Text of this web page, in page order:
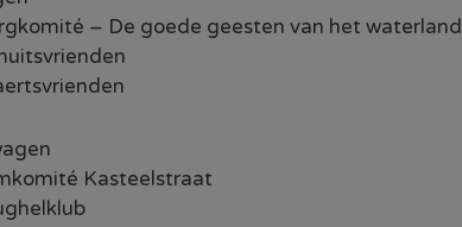
– De goede geesten van het waterland
Kasteelstraat